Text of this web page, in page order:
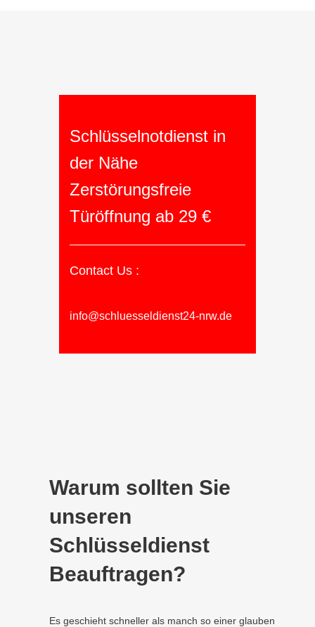
Schlüsselnotdienst in
der Nähe
Zerstörungsfreie
Türöffnung ab 29 €
Contact Us :
info@schluesseldienst24-nrw.de
Warum sollten Sie
unseren
Schlüsseldienst
Beauftragen?
Es geschieht schneller als manch so einer glauben